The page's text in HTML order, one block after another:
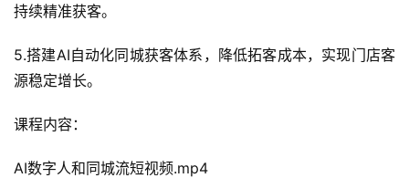
持续精准获客。
5.搭建AI自动化同城获客体系，降低拓客成本，实现门店客
源稳定增长。
课程内容：
AI数字人和同城流短视频.mp4